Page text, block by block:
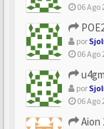
06 Ago
POE2
por
06 Ago
u4gm
por
06 Ago
Aion